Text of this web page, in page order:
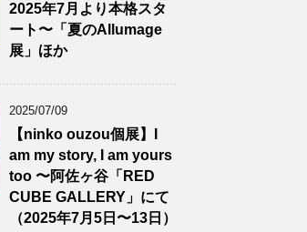
2025年7月より本格スタ
ート〜「夏のAllumage
展」ほか
2025/07/09
【ninko ouzou個展】I
am my story, I am yours
too 〜阿佐ヶ谷「RED
CUBE GALLERY」にて
（2025年7月5日〜13日）